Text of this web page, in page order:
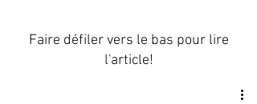
Faire défiler vers le bas pour lire
l'article!